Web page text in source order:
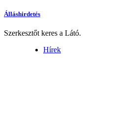
Álláshirdetés
Szerkesztőt keres a Látó.
Hírek